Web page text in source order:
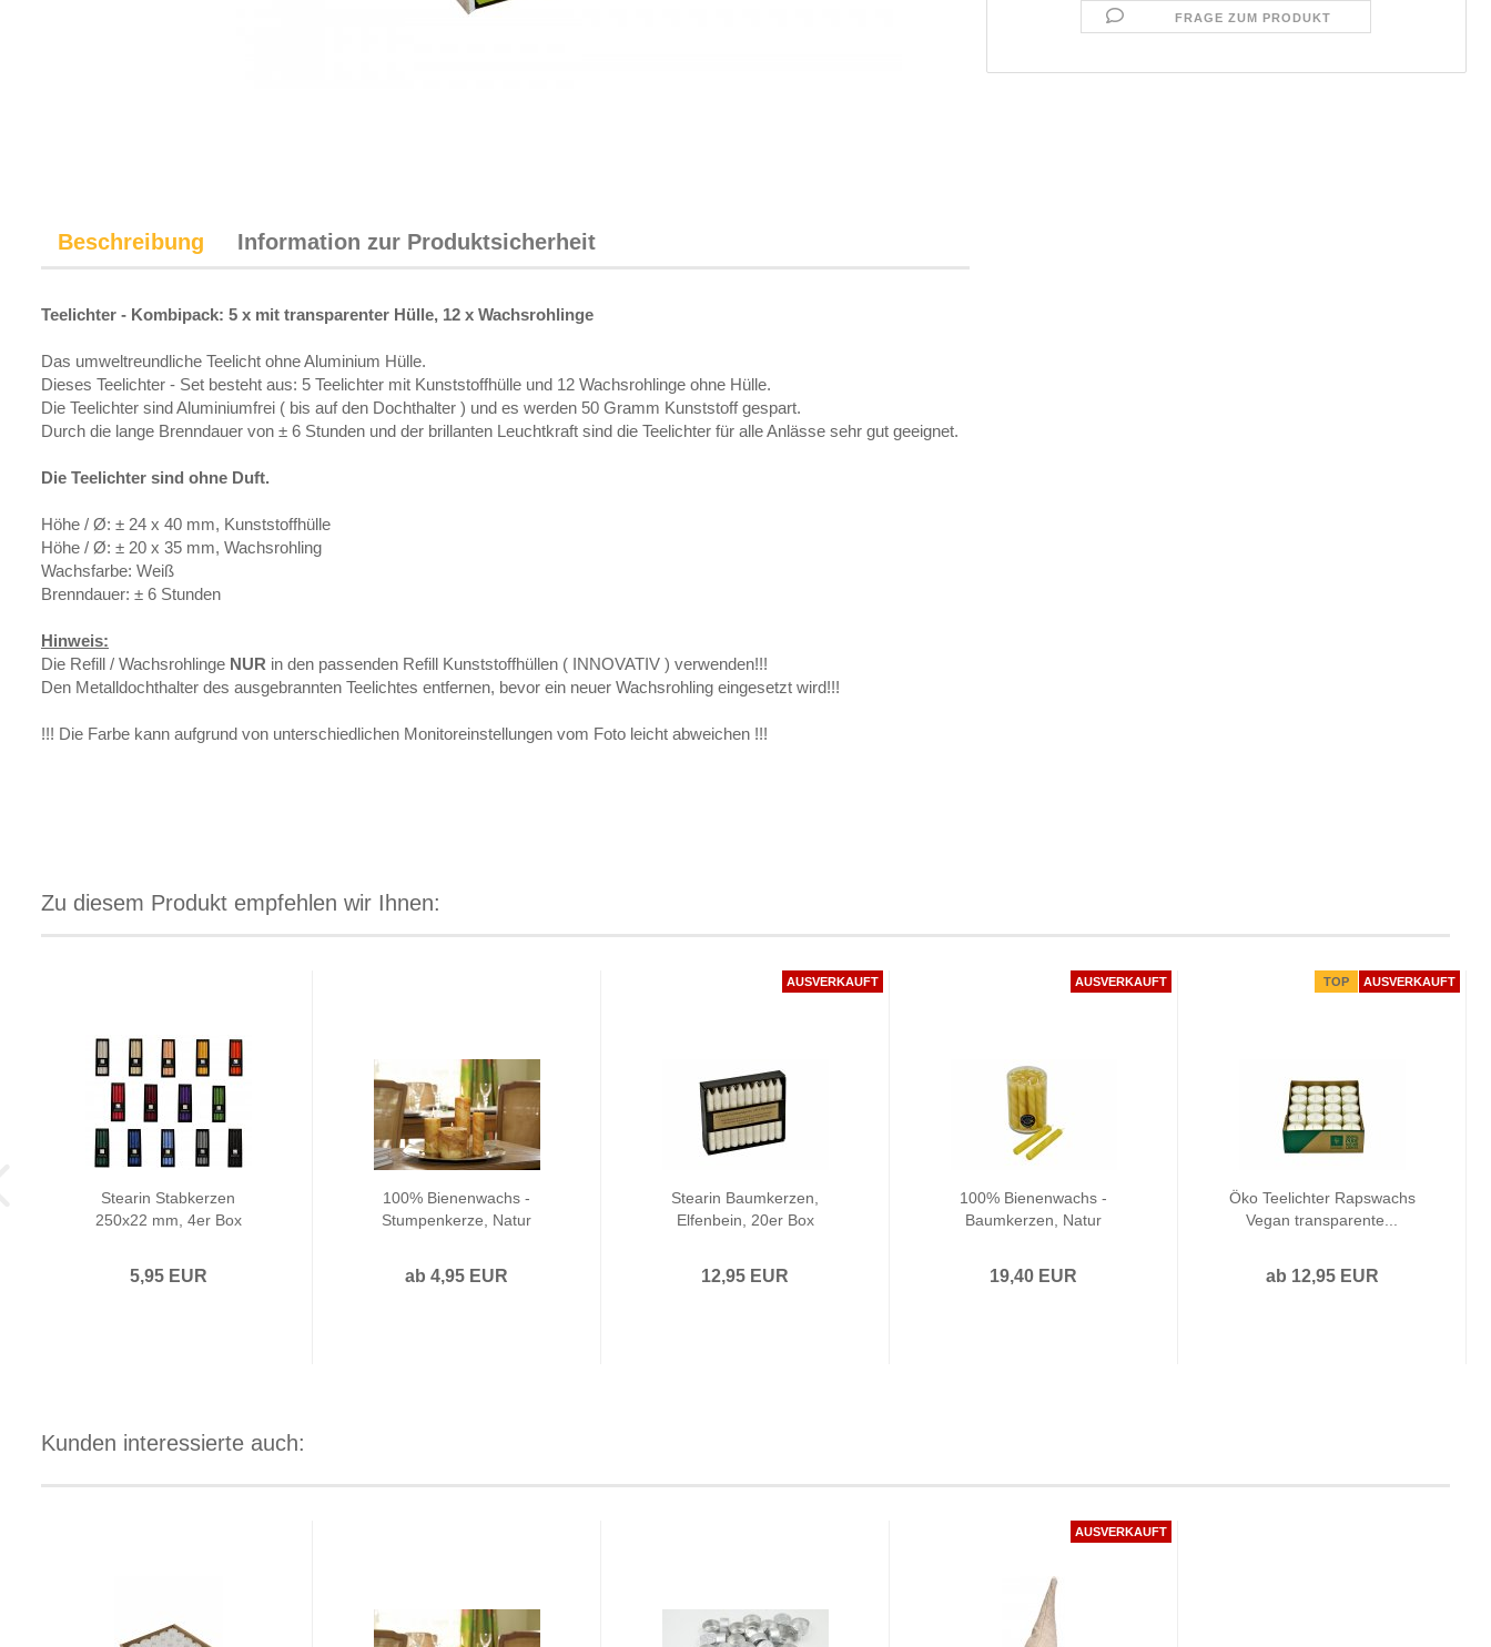
FRAGE ZUM PRODUKT
Beschreibung Information zur Produktsicherheit
Teelichter - Kombipack: 5 x mit transparenter Hülle, 12 x Wachsrohlinge
Das umweltreundliche Teelicht ohne Aluminium Hülle.
Dieses Teelichter - Set besteht aus: 5 Teelichter mit Kunststoffhülle und 12 Wachsrohlinge ohne Hülle.
Die Teelichter sind Aluminiumfrei ( bis auf den Dochthalter ) und es werden 50 Gramm Kunststoff gespart.
Durch die lange Brenndauer von ± 6 Stunden und der brillanten Leuchtkraft sind die Teelichter für alle Anlässe sehr gut geeignet.
Die Teelichter sind ohne Duft.
Höhe / Ø: ± 24 x 40 mm, Kunststoffhülle
Höhe / Ø: ± 20 x 35 mm, Wachsrohling
Wachsfarbe: Weiß
Brenndauer: ± 6 Stunden
Hinweis:
Die Refill / Wachsrohlinge NUR in den passenden Refill Kunststoffhüllen ( INNOVATIV ) verwenden!!!
Den Metalldochthalter des ausgebrannten Teelichtes entfernen, bevor ein neuer Wachsrohling eingesetzt wird!!!
!!! Die Farbe kann aufgrund von unterschiedlichen Monitoreinstellungen vom Foto leicht abweichen !!!
Zu diesem Produkt empfehlen wir Ihnen:
Stearin Stabkerzen
250x22 mm, 4er Box
5,95 EUR
100% Bienenwachs -
Stumpenkerze, Natur
ab 4,95 EUR
AUSVERKAUFT
Stearin Baumkerzen,
Elfenbein, 20er Box
12,95 EUR
AUSVERKAUFT
100% Bienenwachs -
Baumkerzen, Natur
19,40 EUR
TOP AUSVERKAUFT
Öko Teelichter Rapswachs
Vegan transparente...
ab 12,95 EUR
Kunden interessierte auch:
AUSVERKAUFT